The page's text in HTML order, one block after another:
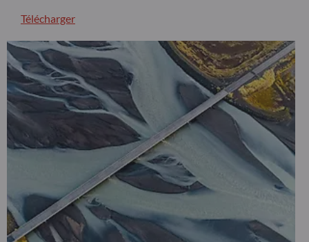
Télécharger